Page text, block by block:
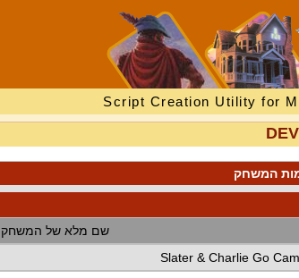
Script Creation Utility for
המשחק
שם מלא של המשחק
Slater & Charlie Go